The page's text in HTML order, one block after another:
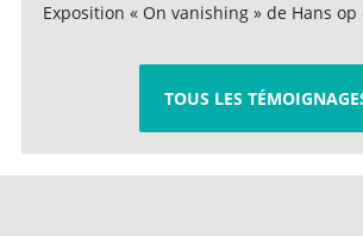
Exposition « On vanishing » de Hans op
TOUS LES